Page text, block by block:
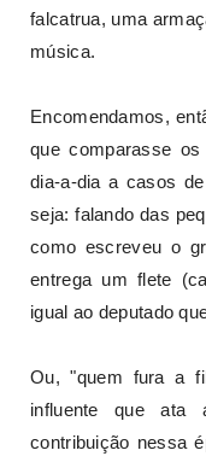
falcatrua, uma
música.
Encomendamos,
que comparasse
dia-a-dia a casos
seja: falando das
como escreveu o
entrega um flete
igual ao deputado
Ou, "quem fura a
influente que ata
contribuição nessa